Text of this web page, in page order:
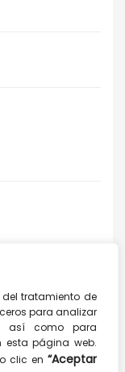
del tratamiento de
para analizar
así como para
esta página web.
clic en “Aceptar